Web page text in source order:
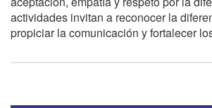
actividades invitan a reconocer la
propiciar la comunicación y fortalecer